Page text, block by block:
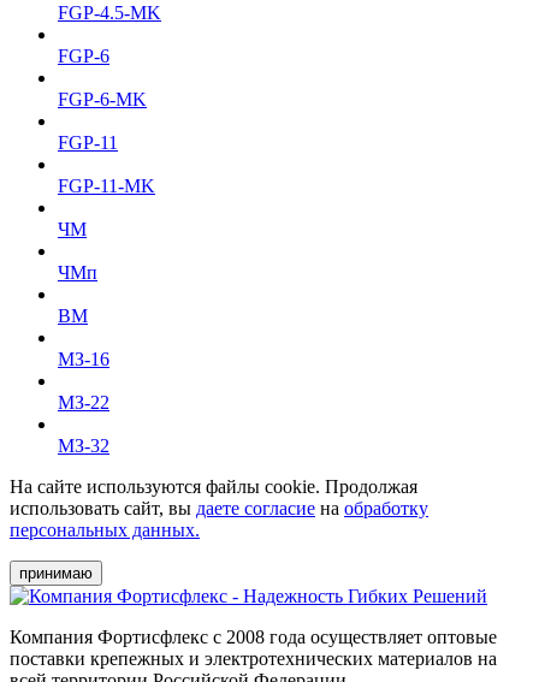
FGP-4.5-MK
FGP-6
FGP-6-MK
FGP-11
FGP-11-MK
ЧМ
ЧМп
ВМ
МЗ-16
МЗ-22
МЗ-32
На сайте используются файлы cookie. Продолжая
использовать сайт, вы даете согласие на обработку
персональных данных.
принимаю
Компания Фортисфлекс с 2008 года осуществляет оптовые
поставки крепежных и электротехнических материалов на